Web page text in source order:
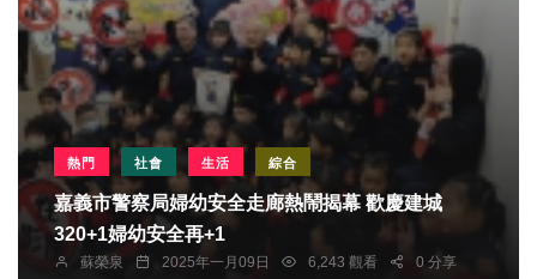
熱門 社會 生活 綜合
嘉義市警察局婦幼安全走廊熱鬧揭幕 歡慶建城
320+1婦幼安全再+1
蘇榮泉 2025年一月09日 6,243 觀看 0 分享